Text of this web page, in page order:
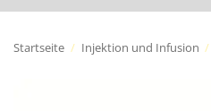
Startseite / Injektion und Infusion /